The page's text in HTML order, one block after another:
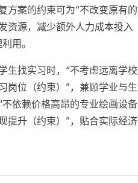
方案的约束可为“不改变原有
资源，减少额外人力成本投入
用。
生找实习时，“不考虑远离学
岗位（约束）”，兼顾学业与
依赖价格高昂的专业绘画设
提升（约束）”，贴合实际经